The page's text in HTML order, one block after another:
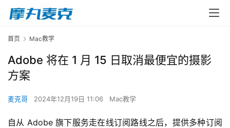
首页 Mac教学
Adobe 将在 1 月 15 日取消最便宜的摄影
方案
麦克哥 2024年12月19日 11:06 Mac教学
自从 Adobe 旗下服务走在线订阅路线之后，提供多种订阅